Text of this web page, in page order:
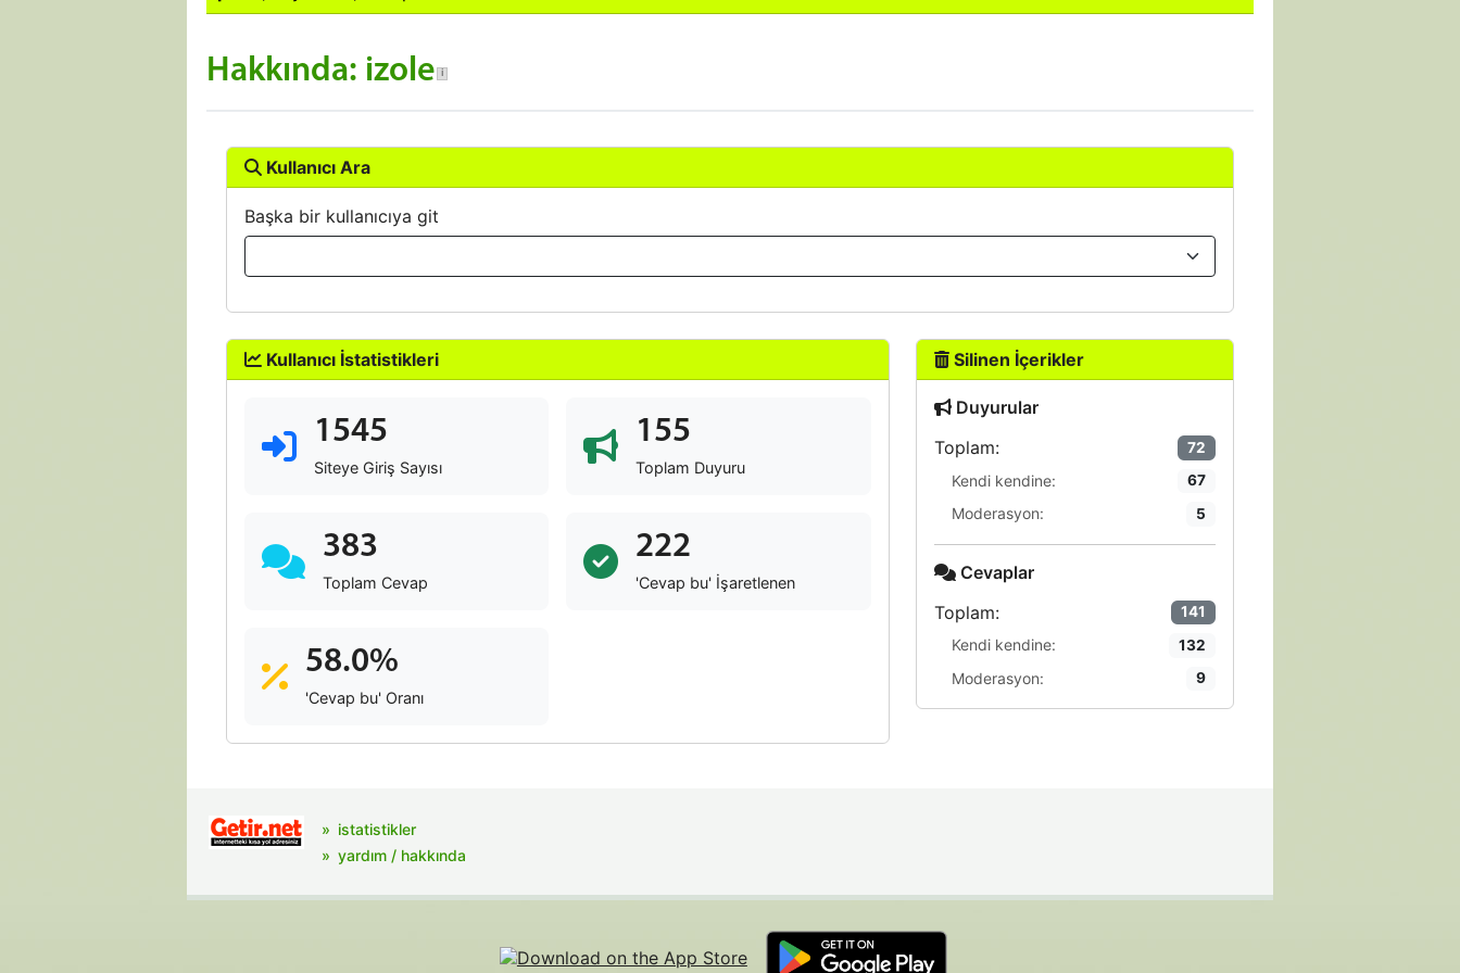
Hakkında: izole
Kullanıcı Ara
Başka bir kullanıcıya git
Kullanıcı İstatistikleri
1545
Siteye Giriş Sayısı
155
Toplam Duyuru
383
Toplam Cevap
222
'Cevap bu' İşaretlenen
58.0%
'Cevap bu' Oranı
Silinen İçerikler
Duyurular
Toplam:
72
Kendi kendine: 67
Moderasyon: 5
Cevaplar
Toplam:
141
Kendi kendine: 132
Moderasyon: 9
istatistikler
yardım / hakkında